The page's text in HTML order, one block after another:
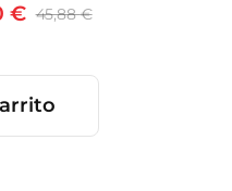
45,88€El
original
€
El
actual